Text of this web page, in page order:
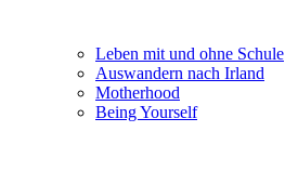
Leben mit und ohne Schule
Auswandern nach Irland
Motherhood
Being Yourself